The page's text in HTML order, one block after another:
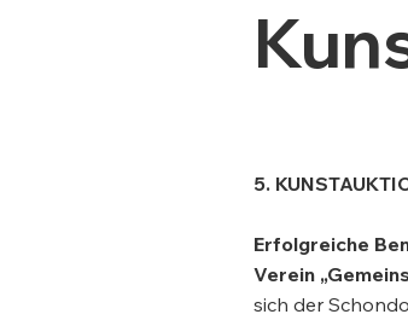
5.
Erfolgreiche
Verein
sich der